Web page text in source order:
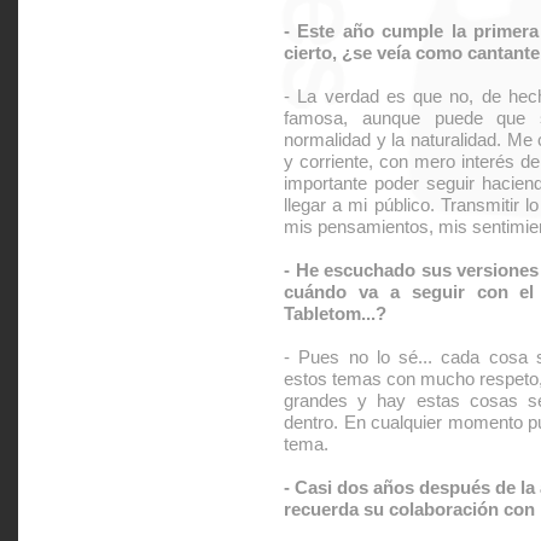
- Este año cumple la
cierto, ¿se veía como
- La verdad es que no, de
famosa, aunque puede
normalidad y la naturalidad.
y corriente, con mero interés
importante poder seguir
llegar a mi público. Transmitir
mis pensamientos, mis
- He escuchado sus
cuándo va a seguir con el
Tabletom...?
- Pues no lo sé... cada cosa
estos temas con mucho
grandes y hay estas cosas
dentro. En cualquier momento
tema.
- Casi dos años después de
recuerda su colaboración